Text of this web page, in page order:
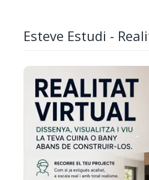
Esteve Estudi -